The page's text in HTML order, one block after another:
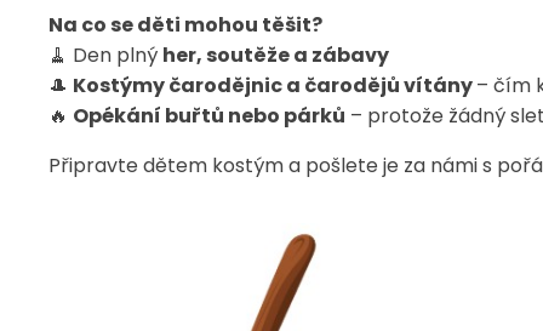
Na co se děti mohou těšit?
🧹 Den plný her, soutěže a zábavy
🎩 Kostýmy čarodějnic a čarodějů vítány– čím
🔥 Opékání buřtů nebo párků – protože žádný
Připravte dětem kostým a pošlete je za námi s